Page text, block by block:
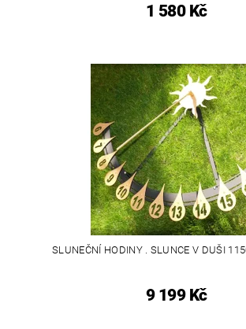
1 580 Kč
SLUNEČNÍ HODINY . SLUNCE V DUŠI
9 199 Kč